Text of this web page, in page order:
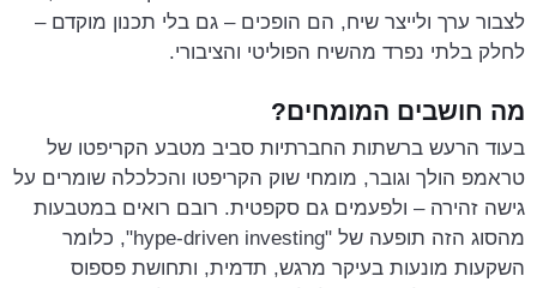
לצבור ערך ולייצר שיח, הם הופכים – גם בלי תכנון מוקדם –
לחלק בלתי נפרד מהשיח הפוליטי והציבורי.
מה חושבים המומחים?
בעוד הרעש ברשתות החברתיות סביב מטבע הקריפטו של
טראמפ הולך וגובר, מומחי שוק הקריפטו והכלכלה שומרים על
גישה זהירה – ולפעמים גם סקפטית. רובם רואים במטבעות
מהסוג הזה תופעה של "hype-driven investing", כלומר
השקעות מונעות בעיקר מרגש, תדמית, ותחושת פספוס